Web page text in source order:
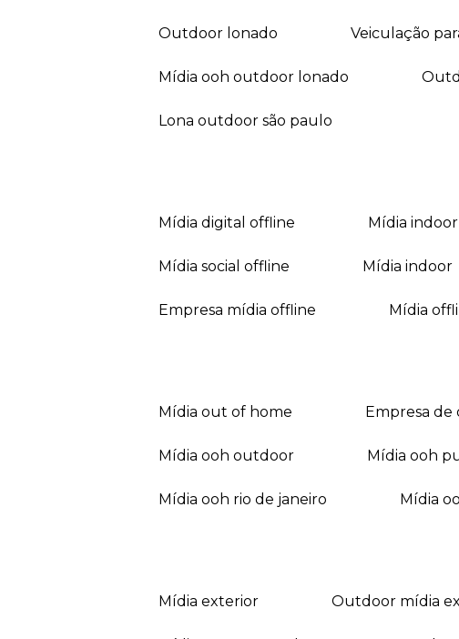
outdoor lonado veiculação
mídia ooh outdoor lonado
lona outdoor são paulo
mídia digital offline mídia
mídia social offline mídia indoor
empresa mídia offline mídia
mídia out of home empresa de
mídia ooh outdoor mídia ooh
mídia ooh rio de janeiro mídia
mídia exterior outdoor mídia